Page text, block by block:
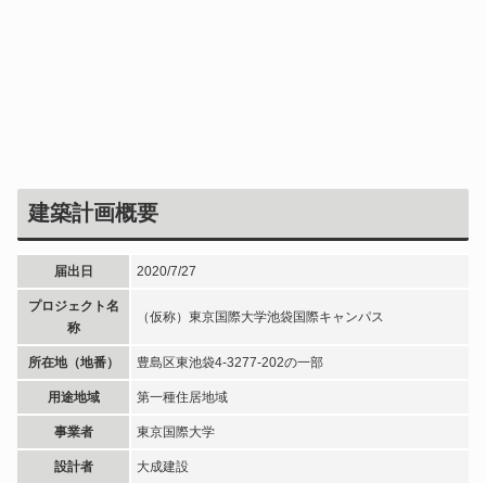
建築計画概要
届出日 2020/7/27
プロジェクト名
称
（仮称）東京国際大学池袋国際キャンパス
所在地（地番） 豊島区東池袋4-3277-202の一部
用途地域 第一種住居地域
事業者 東京国際大学
設計者 大成建設